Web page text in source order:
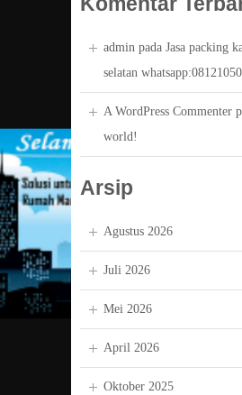
admin pada Jasa packing
selatan
A WordPress Commenter
world!
Arsip
Agustus 2026
Juli 2026
Mei 2026
April 2026
Oktober 2025